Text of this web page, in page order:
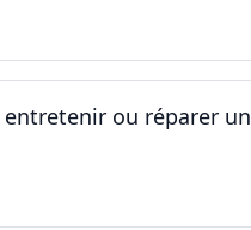
ou réparer un